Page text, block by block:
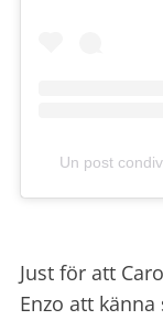
Un post
Just för att
Enzo att